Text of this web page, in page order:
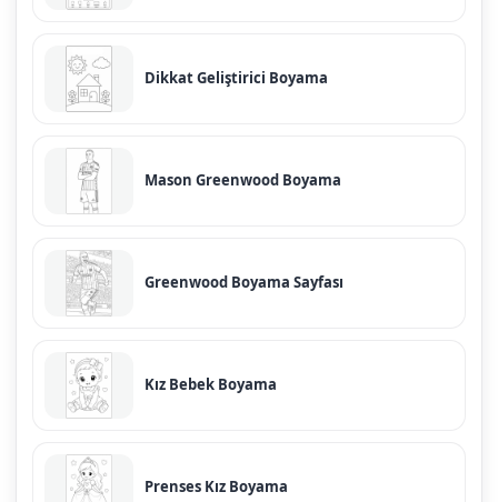
Dikkat Geliştirici Boyama
Mason Greenwood Boyama
Greenwood Boyama Sayfası
Kız Bebek Boyama
Prenses Kız Boyama